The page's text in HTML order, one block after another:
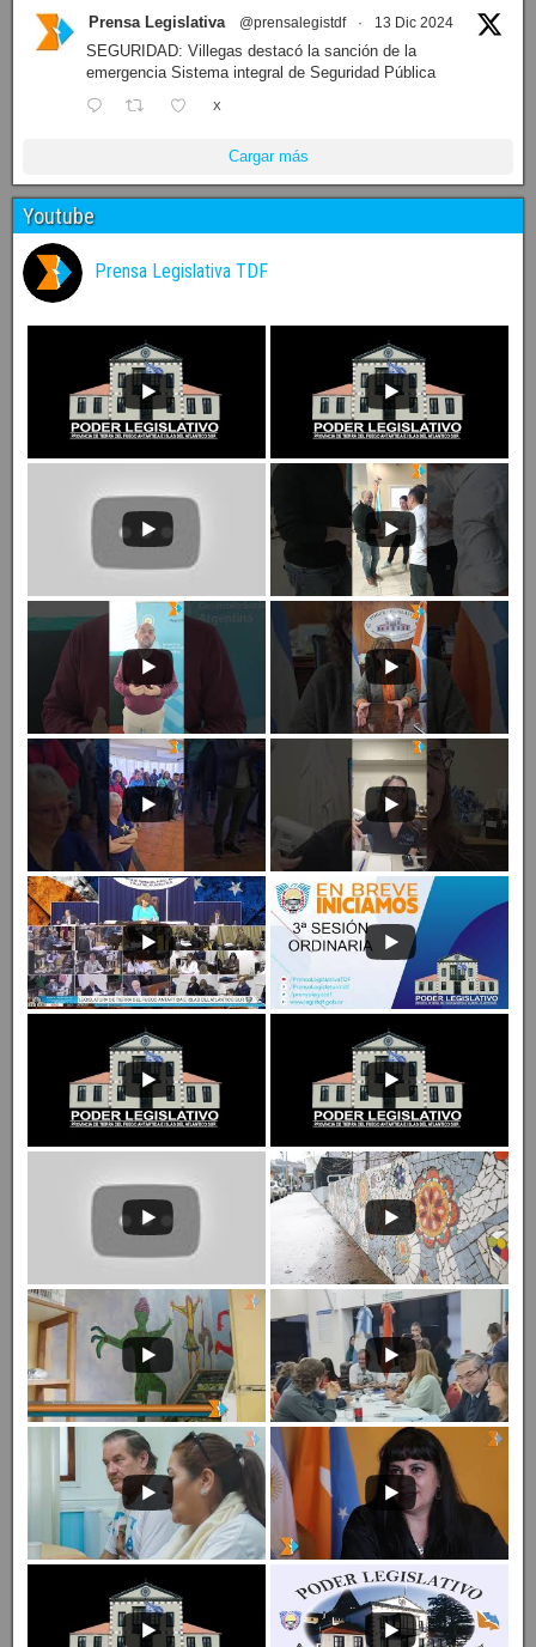
Prensa Legislativa @prensalegistdf · 13 Dic 2024
SEGURIDAD: Villegas destacó la sanción de la
emergencia Sistema integral de Seguridad Pública
X
Cargar más
Youtube
Prensa Legislativa TDF